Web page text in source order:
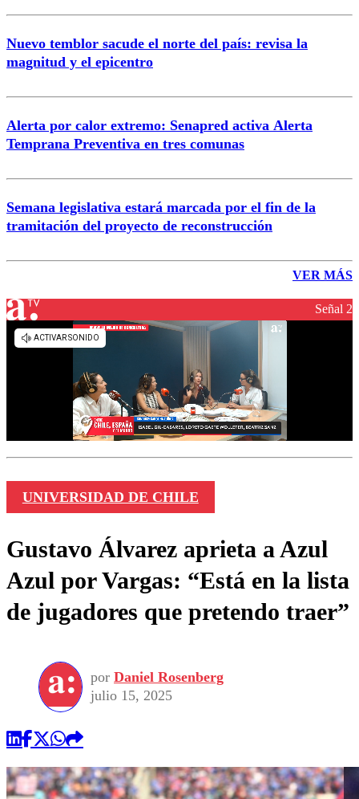
Nuevo temblor sacude el norte del país: revisa la
magnitud y el epicentro
Alerta por calor extremo: Senapred activa Alerta
Temprana Preventiva en tres comunas
Semana legislativa estará marcada por el fin de la
tramitación del proyecto de reconstrucción
VER MÁS
Señal 2
UNIVERSIDAD DE CHILE
Gustavo Álvarez aprieta a Azul
Azul por Vargas: “Está en la lista
de jugadores que pretendo traer”
por Daniel Rosenberg
julio 15, 2025